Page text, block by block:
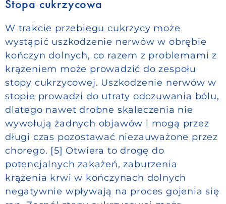
Stopa cukrzycowa
W trakcie przebiegu cukrzycy może
wystąpić uszkodzenie nerwów w obrębie
kończyn dolnych, co razem z problemami z
krążeniem może prowadzić do zespołu
stopy cukrzycowej. Uszkodzenie nerwów w
stopie prowadzi do utraty odczuwania bólu,
dlatego nawet drobne skaleczenia nie
wywołują żadnych objawów i mogą przez
długi czas pozostawać niezauważone przez
chorego. [5] Otwiera to drogę do
potencjalnych zakażeń, zaburzenia
krążenia krwi w kończynach dolnych
negatywnie wpływają na proces gojenia się